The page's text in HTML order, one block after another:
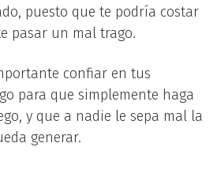
puesto que te podría costar
pasar un mal trago.
confiar en tus
para que simplemente haga
y que a nadie le sepa mal la
generar.